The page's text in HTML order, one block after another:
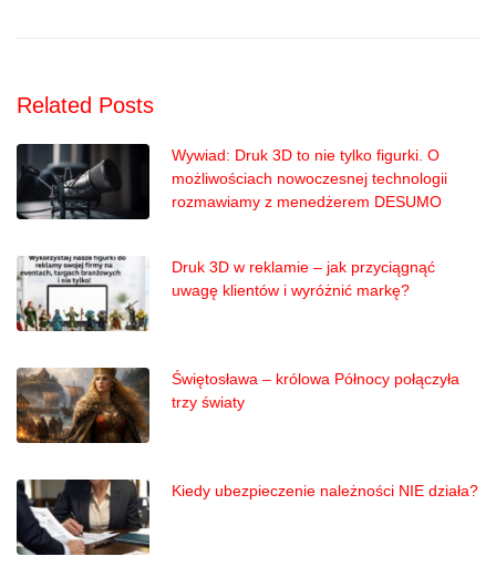
Related Posts
Wywiad: Druk 3D to nie tylko figurki. O
możliwościach nowoczesnej technologii
rozmawiamy z menedżerem DESUMO
Druk 3D w reklamie – jak przyciągnąć
uwagę klientów i wyróżnić markę?
Świętosława – królowa Północy połączyła
trzy światy
Kiedy ubezpieczenie należności NIE działa?